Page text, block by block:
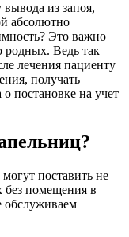
вывода из запоя,
абсолютно
Это важно
родных. Ведь так
лечения пациенту
получать
постановке на учет
поставить не
без помещения в
обслуживаем